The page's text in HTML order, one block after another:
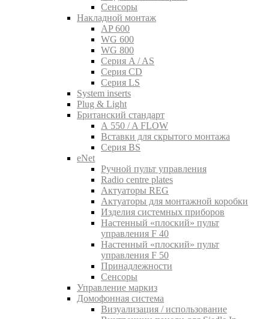
Сенсоры
Накладной монтаж
AP 600
WG 600
WG 800
Серия A / AS
Серия CD
Серия LS
System inserts
Plug & Light
Британский стандарт
A 550 / A FLOW
Вставки для скрытого монтажа
Серия BS
eNet
Pучной пульт управления
Radio centre plates
Актуаторы REG
Актуаторы для монтажной коробки
Изделия системных приборов
Настенный «плоский» пульт
управления F 40
Настенный «плоский» пульт
управления F 50
Принадлежности
Сенсоры
Управление маркиз
Домофонная система
Визуализация / использование